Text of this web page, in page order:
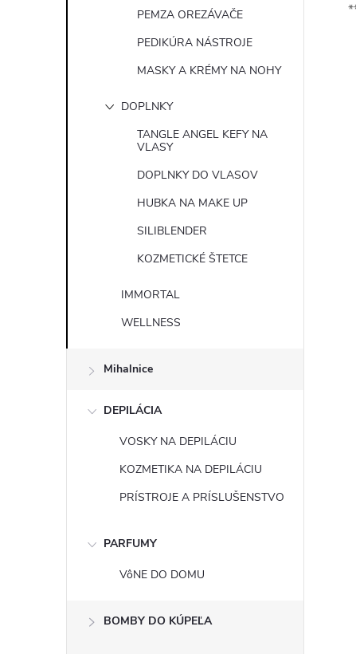
PEMZA OREZÁVAČE
PEDIKÚRA NÁSTROJE
MASKY A KRÉMY NA NOHY
DOPLNKY
TANGLE ANGEL KEFY NA
VLASY
DOPLNKY DO VLASOV
HUBKA NA MAKE UP
SILIBLENDER
KOZMETICKÉ ŠTETCE
IMMORTAL
WELLNESS
Mihalnice
DEPILÁCIA
VOSKY NA DEPILÁCIU
KOZMETIKA NA DEPILÁCIU
PRÍSTROJE A PRÍSLUŠENSTVO
PARFUMY
VôNE DO DOMU
BOMBY DO KÚPEĽA